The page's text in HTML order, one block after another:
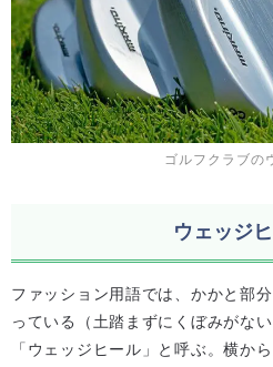
ゴルフクラブの
ウェッジ
ファッション用語では、かかと部
っている（土踏まずにくぼみがな
「ウェッジヒール」と呼ぶ。横か